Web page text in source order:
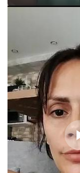
ChatApp
online
Мессенджеры
Свяжитесь с